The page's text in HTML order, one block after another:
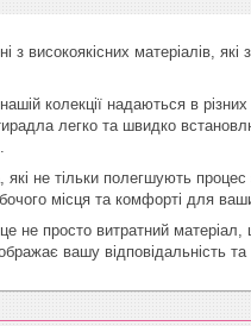
з високоякісних матеріалів,
колекції надаються в
легко та швидко
не тільки полегшують
місця та комфорті для
не просто витратний
вашу відповідальність